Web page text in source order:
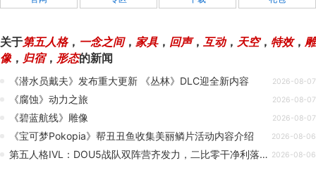
关于第五人格， 一念之间， 家具， 回声， 互动， 天空， 特效， 雕
像， 归宿， 形态的新闻
《潜水员戴夫》发布重大更新 《丛林》DLC迎全新内容 2026-08-07
《腐蚀》动力之旅 2026-08-07
《碧蓝航线》雕像 2026-08-07
《宝可梦Pokopia》帮丑丑鱼收集美丽鳞片活动内容介绍 2026-08-06
第五人格IVL：DOU5战队双阵营齐发力，二比零干净利落终结比赛！ 2026-08-06